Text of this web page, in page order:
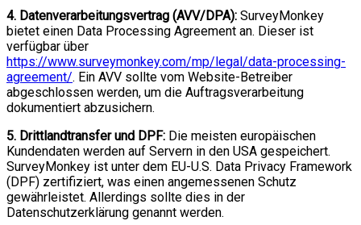
4. Datenverarbeitungsvertrag (AVV/DPA): SurveyMonkey
bietet einen Data Processing Agreement an. Dieser ist
verfügbar über
https://www.surveymonkey.com/mp/legal/data-processing-
agreement/. Ein AVV sollte vom Website-Betreiber
abgeschlossen werden, um die Auftragsverarbeitung
dokumentiert abzusichern.
5. Drittlandtransfer und DPF: Die meisten europäischen
Kundendaten werden auf Servern in den USA gespeichert.
SurveyMonkey ist unter dem EU-U.S. Data Privacy Framework
(DPF) zertifiziert, was einen angemessenen Schutz
gewährleistet. Allerdings sollte dies in der
Datenschutzerklärung genannt werden.